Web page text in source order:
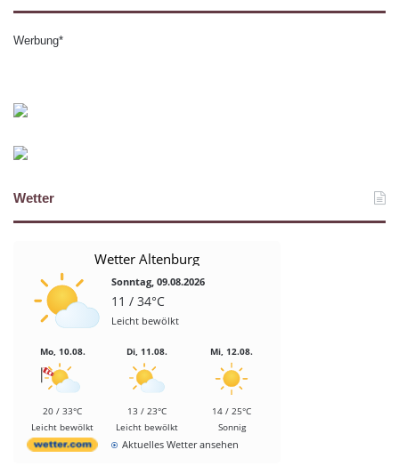
Werbung*
Wetter
Wetter Altenburg
Sonntag, 09.08.2026
11 / 34°C
Leicht bewölkt
Mo, 10.08.
20 / 33°C
Leicht bewölkt
Di, 11.08.
13 / 23°C
Leicht bewölkt
Mi, 12.08.
14 / 25°C
Sonnig
Aktuelles Wetter ansehen